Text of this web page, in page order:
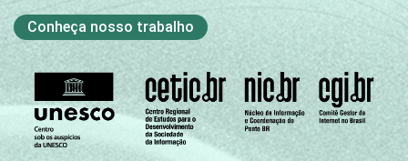
Conheça nosso trabalho